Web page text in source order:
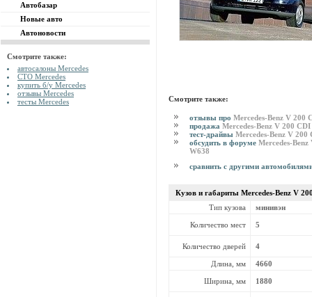
Автобазар
Новые авто
Автоновости
Смотрите также:
автосалоны Mercedes
СТО Mercedes
купить б/у Mercedes
отзывы Mercedes
тесты Mercedes
Смотрите также:
отзывы про Mercedes-Benz V 200
продажа Mercedes-Benz V 200
тест-драйвы Mercedes-Benz V 200
обсудить в форуме Mercedes-
W638
сравнить с другими
Кузов и габариты Mercedes-Benz V
Тип кузова
минивэн
Количество мест 5
Количество дверей 4
Длина, мм 4660
Ширина, мм 1880